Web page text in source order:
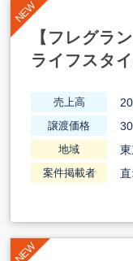
【フレグラ
ライフスタ
売上高
譲渡価格
地域
案件掲載者